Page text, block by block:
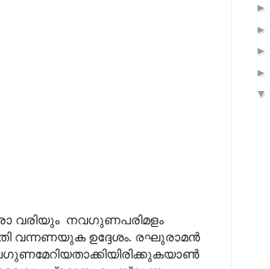
വരിയും നവഗുണപരിമളം
വന്നണയുക ഉദ്ദേശം. രഘുരാമന്‍
►
►
►
►
▼